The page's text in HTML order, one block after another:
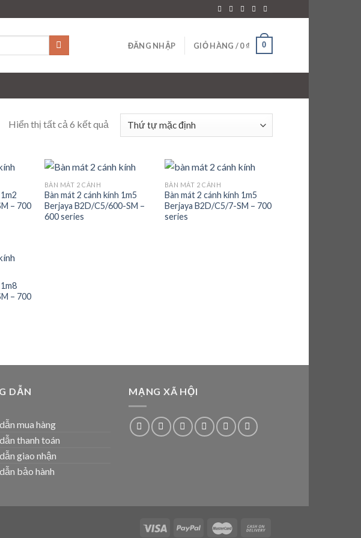
ĐĂNG NHẬP GIỎ HÀNG /0₫ 0
Hiển thị tất cả 6 kết quả
Add to
wishlist
– 700
Add to
wishlist
BÀN MÁT 2 CÁNH
Bàn mát 2 cánh kính 1m5
Berjaya B2D/C5/600-SM –
600 series
Add to
wishlist
BÀN MÁT 2 CÁNH
Bàn mát 2 cánh kính 1m5
Berjaya B2D/C5/7-SM – 700
series
Add to
wishlist
– 700
DẪN
mua hàng
thanh toán
giao nhận
bảo hành
MẠNG XÃ HỘI